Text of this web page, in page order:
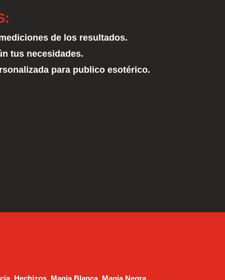
de los resultados.
tus necesidades.
para publico esotérico.
Hechizos, Magia Blanca, Magia Negra,